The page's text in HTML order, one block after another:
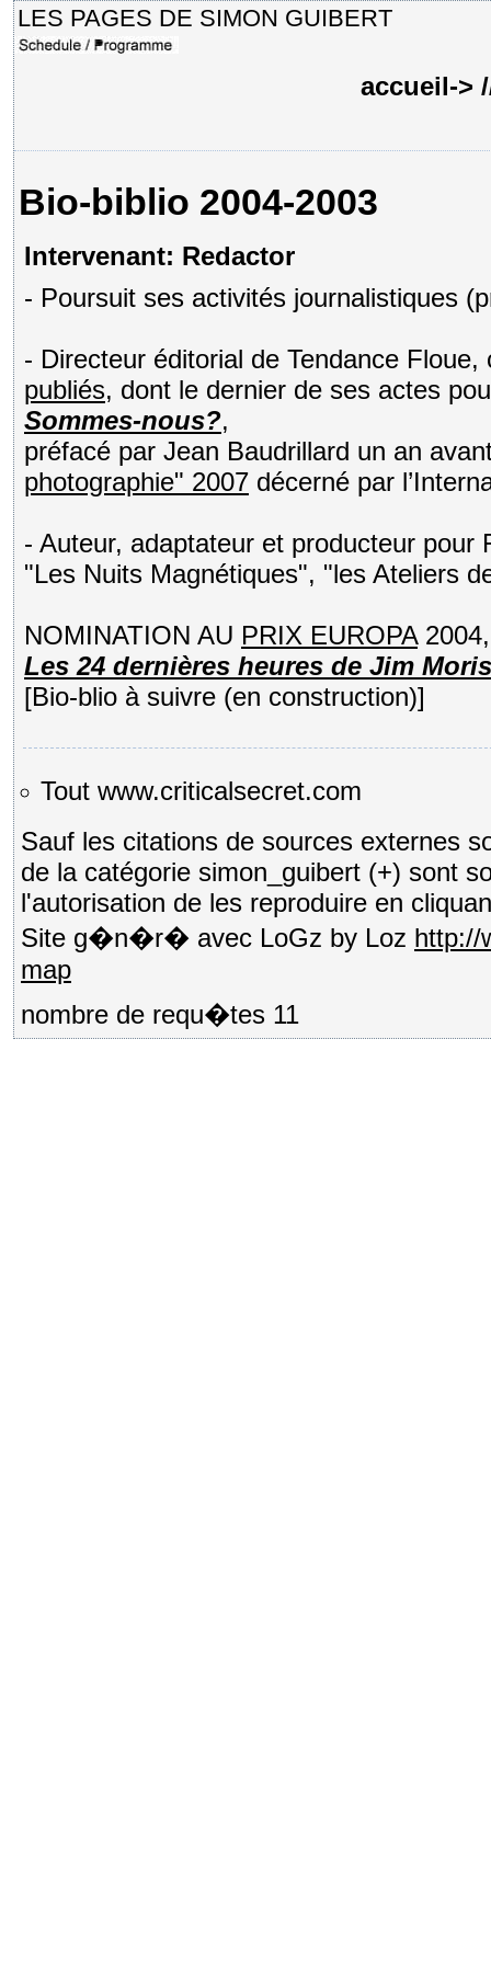
LES PAGES DE SIMON GUIBERT
accueil->
Bio-biblio 2004-2003
Intervenant: Redactor
- Poursuit ses activités journalistiques
- Directeur éditorial de Tendance
publiés, dont le dernier de ses actes
Sommes-nous?,
préfacé par Jean Baudrillard un an
photographie" 2007 décerné par
- Auteur, adaptateur et producteur
"Les Nuits Magnétiques", "les Ateliers
NOMINATION AU PRIX EUROPA2004,
Les 24 dernières heures de Jim
[Bio-blio à suivre (en construction)]
Tout www.criticalsecret.com
Sauf les citations de sources externes
de la catégorie simon_guibert (+) sont
l'autorisation de les reproduire en
Site g�n�r� avec LoGz by Loz http://
map
nombre de requ�tes 11